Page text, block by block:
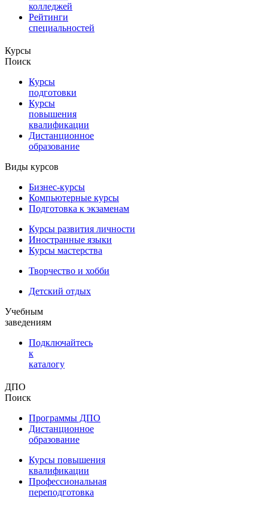
колледжей
Рейтинги
специальностей
Курсы
Поиск
Курсы
подготовки
Курсы
повышения
квалификации
Дистанционное
образование
Виды курсов
Бизнес-курсы
Компьютерные курсы
Подготовка к экзаменам
Курсы развития личности
Иностранные языки
Курсы мастерства
Творчество и хобби
Детский отдых
Учебным
заведениям
Подключайтесь
к
каталогу
ДПО
Поиск
Программы ДПО
Дистанционное
образование
Курсы повышения
квалификации
Профессиональная
переподготовка